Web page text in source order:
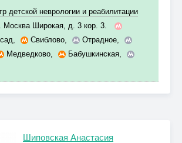
детской неврологии и реабилитации
Москва Широкая, д. 3 кор. 3.
, Свиблово, Отрадное,
Медведково, Бабушкинская,
Шиповская Анастасия